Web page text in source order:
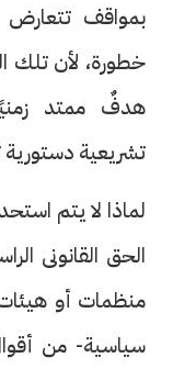
بمواقف
خطورة، لأن تلك
هدفٌ ممتد
تشريعية دستورية
لماذا لا يتم
الحق القانونى
منظمات أو
سياسية- من